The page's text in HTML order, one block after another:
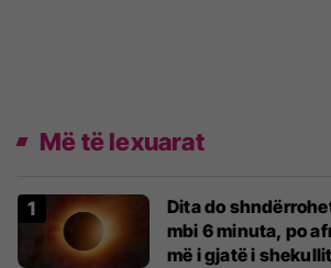
Më të lexuarat
Dita do
mbi 6 minuta, po
më i gjatë i